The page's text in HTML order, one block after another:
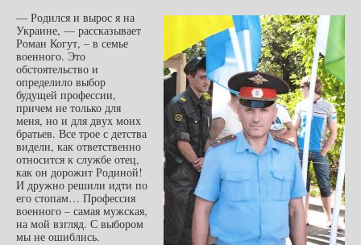
— Родился и вырос я на
Украине, — рассказывает
Роман Когут, – в семье
военного. Это
обстоятельство и
определило выбор
будущей профессии,
причем не только для
меня, но и для двух моих
братьев. Все трое с детства
видели, как ответственно
относится к службе отец,
как он дорожит Родиной!
И дружно решили идти по
его стопам… Профессия
военного – самая мужская,
на мой взгляд. С выбором
мы не ошиблись.